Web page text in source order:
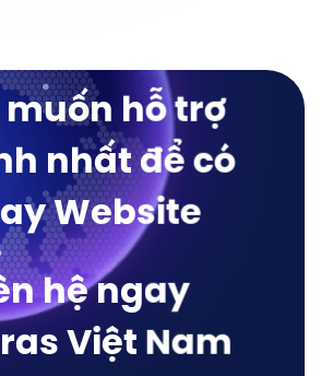
hỗ trợ
nhất để có
Website
hệ ngay
Việt Nam